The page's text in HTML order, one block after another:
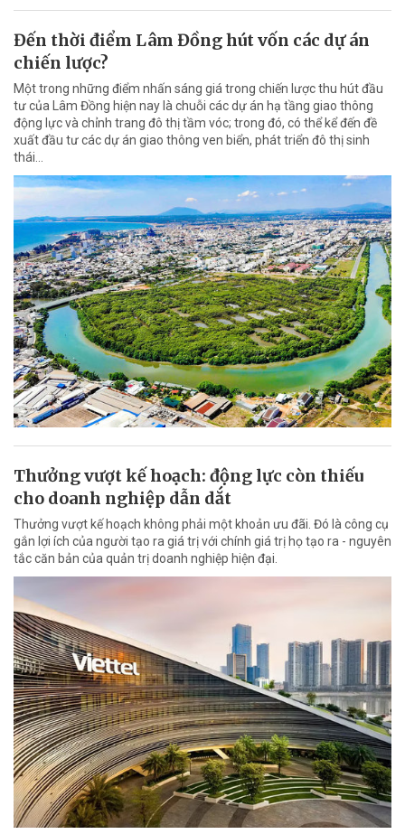
Đến thời điểm Lâm Đồng hút vốn các dự án
chiến lược?
Một trong những điểm nhấn sáng giá trong chiến lược thu hút đầu
tư của Lâm Đồng hiện nay là chuỗi các dự án hạ tầng giao thông
động lực và chỉnh trang đô thị tầm vóc; trong đó, có thể kể đến đề
xuất đầu tư các dự án giao thông ven biển, phát triển đô thị sinh
thái…
Thưởng vượt kế hoạch: động lực còn thiếu
cho doanh nghiệp dẫn dắt
Thưởng vượt kế hoạch không phải một khoản ưu đãi. Đó là công cụ
gắn lợi ích của người tạo ra giá trị với chính giá trị họ tạo ra - nguyên
tắc căn bản của quản trị doanh nghiệp hiện đại.